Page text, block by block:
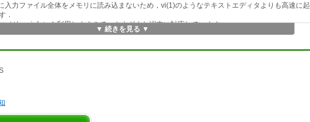
入力ファイル全体をメモリに読み込まないため，vi(1)のようなテキストエディタよりも高速に起
．
はterminfo）を利用しますので，さまざまな端末に対応しています．
▼ 続きを見る ▼